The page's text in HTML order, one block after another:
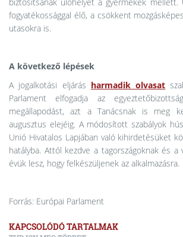
fogyatékossággal élő, a csökkent
utasokra is.
A következő lépések
A jogalkotási eljárás harmadik olvasat
Parlament elfogadja az
megállapodást, azt a Tanácsnak is meg
augusztus elejéig. A módosított szabályok
Unió Hivatalos Lapjában való kihirdetésüket
hatályba. Attól kezdve a tagországoknak és a
évük lesz, hogy felkészüljenek az alkalmazásra.
Forrás: Európai Parlament
KAPCSOLÓDÓ TARTALMAK